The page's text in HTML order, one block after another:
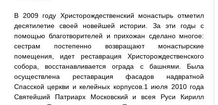
В 2009 году Христорождественский монастырь отметил
десятилетие своей новейшей истории. За эти годы с
помощью благотворителей и прихожан сделано многое:
сестрам постепенно возвращают монастырские
помещения, идет реставрация Христорождественского
собора, восстанавливается ограда с башнями. Была
осуществлена реставрация фасадов надвратной
Спасской церкви и келейных корпусов.1 июля 2010 года
Святейший Патриарх Московский и всея Руси Кирилл